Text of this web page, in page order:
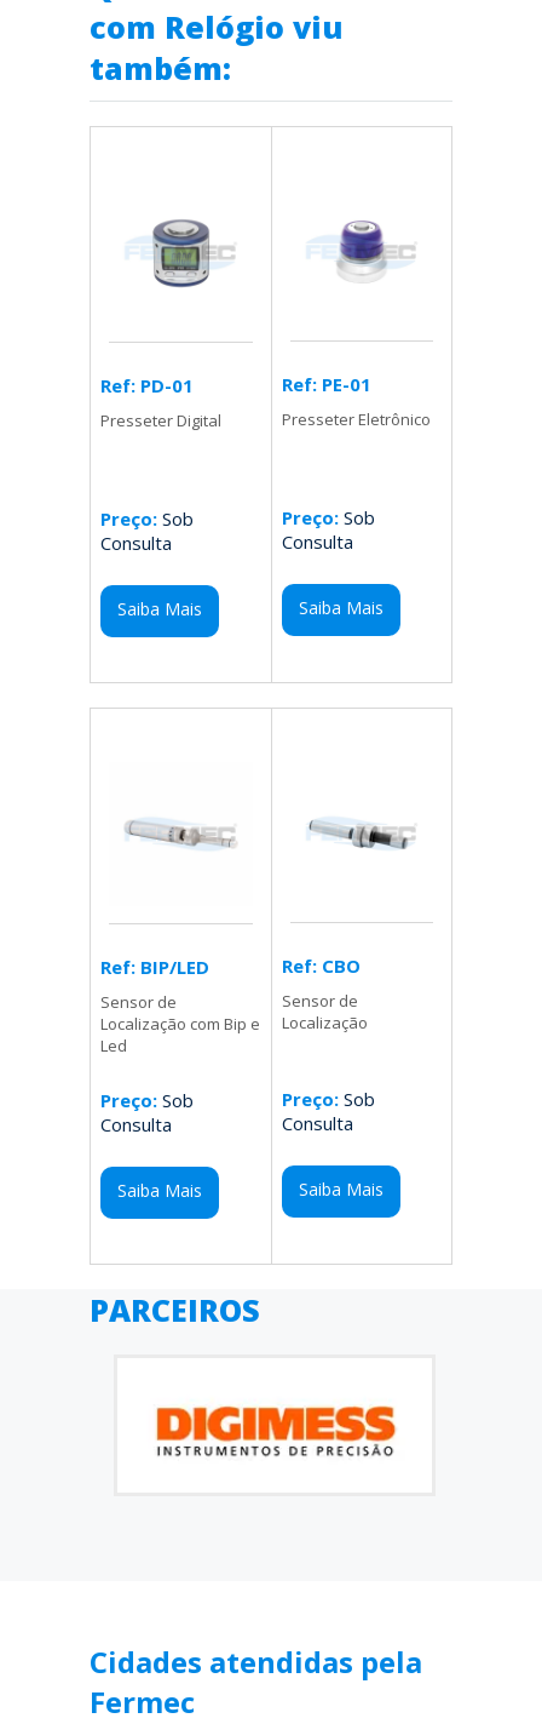
com Relógio viu
também:
Ref: PD-01
Presseter Digital
Preço: Sob
Consulta
Saiba Mais
Ref: PE-01
Presseter Eletrônico
Preço:Sob
Consulta
Saiba Mais
Ref: BIP/LED
Sensor de
Localização com Bip e
Led
Preço: Sob
Consulta
Saiba Mais
Ref: CBO
Sensor de
Localização
Preço:Sob
Consulta
Saiba Mais
PARCEIROS
Cidades atendidas pela
Fermec